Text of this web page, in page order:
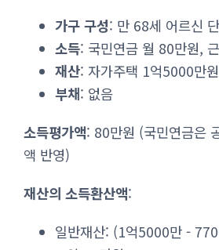
가구 구성: 만 68세 어르신
소득: 국민연금 월 80만원,
재산: 자가주택 1억5000만
부채: 없음
소득평가액: 80만원 (국민연금은
액 반영)
재산의 소득환산액:
일반재산: (1억5000만 -